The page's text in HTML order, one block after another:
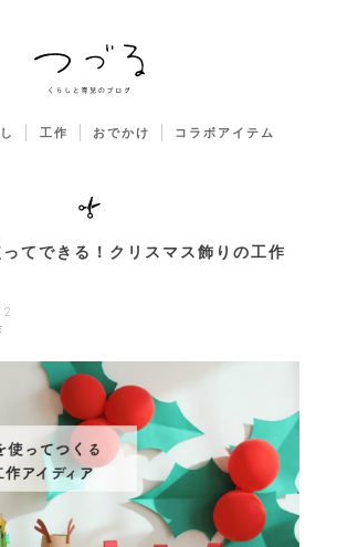
工作 おでかけ コラボアイテム
てできる！クリスマス飾りの工作